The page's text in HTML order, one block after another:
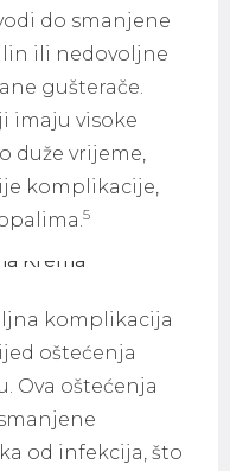
do smanjene
ili nedovoljne
gušterače.
imaju visoke
duže vrijeme,
komplikacije,
5
komplikacija
oštećenja
Ova oštećenja
od infekcija, što